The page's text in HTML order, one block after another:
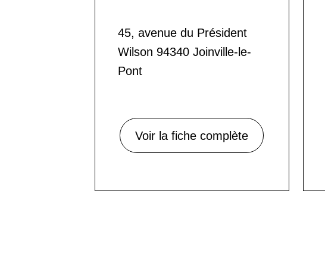
45, avenue du Président
Wilson 94340 Joinville-le-
Pont
Voir la fiche complète